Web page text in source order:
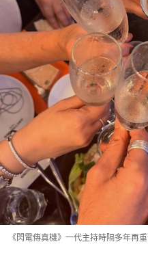
《閃電傳真機》一代主持時隔多年再